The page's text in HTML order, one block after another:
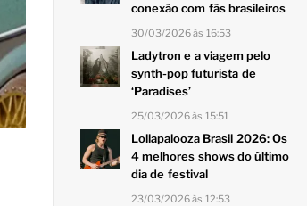
conexão com fãs brasileiros
30/03/2026 às 16:53
Ladytron e a viagem pelo
synth-pop futurista de
‘Paradises’
25/03/2026 às 15:51
Lollapalooza Brasil 2026: Os
4 melhores shows do último
dia de festival
23/03/2026 às 12:53